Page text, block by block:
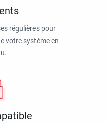
régulières pour
votre système en